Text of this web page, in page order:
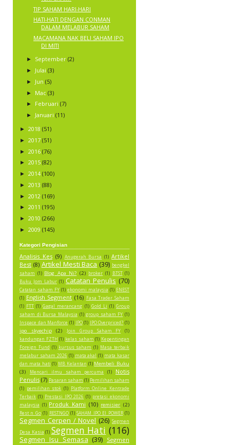
TIP SAHAM HARI-HARI
HATI-HATI DENGAN CONMAN
DALAM MELABUR SAHAM
MACAMANA NAK BELI SAHAM IPO
DI MITI
► September (2)
► Julai (3)
► Jun (5)
► Mac (3)
► Februari (7)
► Januari (11)
► 2018 (51)
► 2017 (51)
► 2016 (76)
► 2015 (82)
► 2014 (100)
► 2013 (88)
► 2012 (169)
► 2011 (195)
► 2010 (266)
► 2009 (145)
Kategori Pengisian
Analisis Kes (9) Anugerah Bursa (1) Artikel
Best (8) Artikel Mesti Baca (39) bengkel
saham (1) Blog Apa Ni? (2) broker (1) BTST (1)
Buku Jom Labur (1) Catatan Penulis (70)
Catatan saham FY (1) ekonomi malaysia (1) ENEST
(1) English Segment (16) Fasa Trader Saham
(1) FTT (1) Gagal merancang (1) Gold Li (1) Group
saham di Bursa Malaysia (1) group saham FY (1)
Inspace dan Manforce (1) IPO (1) IPO Overpriced? (1)
ipo skyechip (2) Join Group Saham FY
(1)
kandungan FZTH (1) kelas saham (1) Kepentingan
Foreign Fund (1) kursus saham (1) Masa terbaik
melabur saham 2026 (1) mata akal (1) mata kasar
dan mata hati (1) MB Kelantan (1) Membeli Buku
(3)
Mencari ilmu saham percuma (1)
Notis
Penulis (7) Pasaran saham (1) Pemilihan saham
(1) pemilihan stok (1) Platform Online Kentrade
Terbaik (1) Prestasi IPO 2026 (1) pretasi ekonomi
malaysia (1) Produk Kami (10) remisier (2)
Rest n Go (1) RESTNGO (1) SAHAM IPO EI POWER (1)
Segmen Cerpen / Novel (26) Segmen
Desa Kasia (1) Segmen Hati (116)
Segmen Isu Semasa (39) Segmen